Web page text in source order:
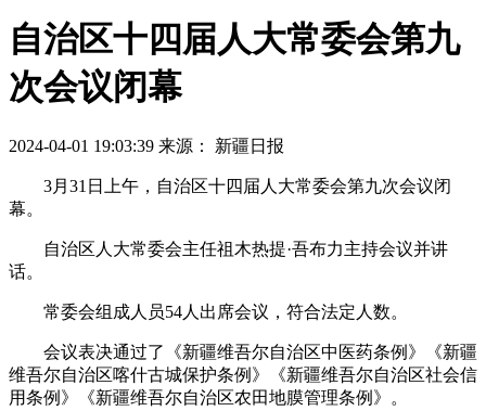
自治区十四届人大常委会第九
次会议闭幕
2024-04-01 19:03:39 来源： 新疆日报
3月31日上午，自治区十四届人大常委会第九次会议闭
幕。
自治区人大常委会主任祖木热提·吾布力主持会议并讲
话。
常委会组成人员54人出席会议，符合法定人数。
会议表决通过了《新疆维吾尔自治区中医药条例》《新疆
维吾尔自治区喀什古城保护条例》《新疆维吾尔自治区社会信
用条例》《新疆维吾尔自治区农田地膜管理条例》。